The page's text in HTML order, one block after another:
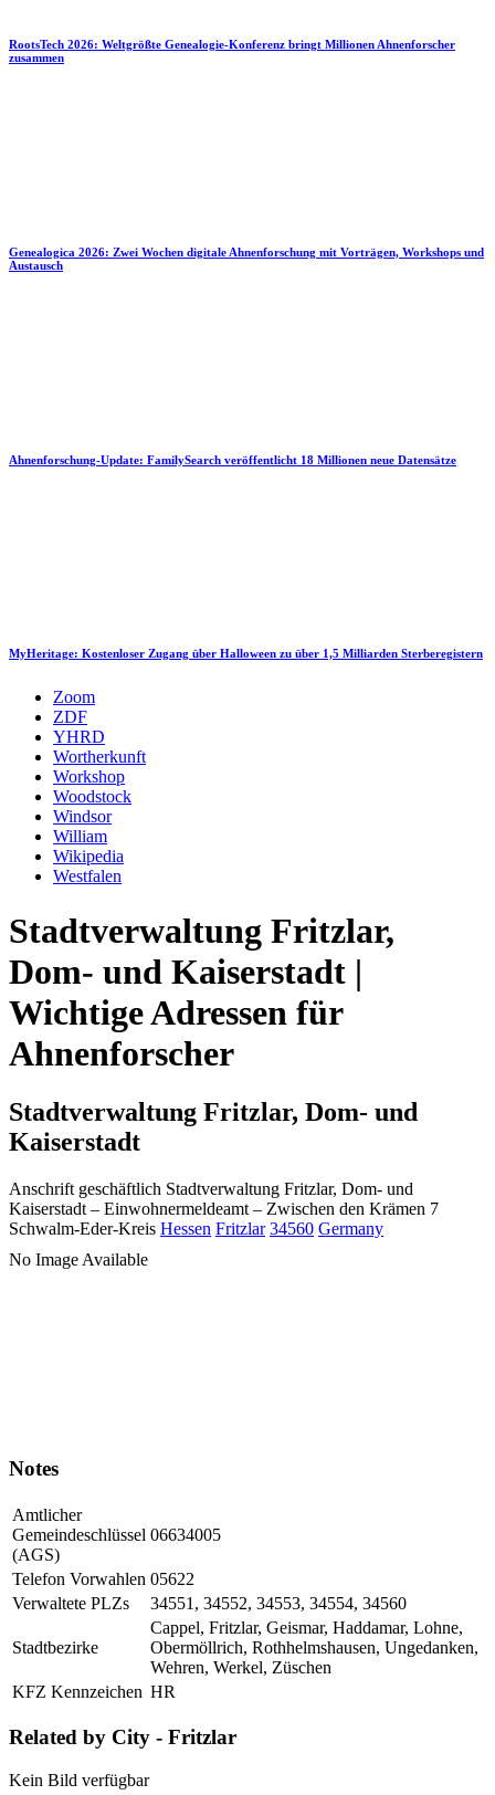
RootsTech 2026: Weltgrößte Genealogie-Konferenz bringt Millionen Ahnenforscher
zusammen
Genealogica 2026: Zwei Wochen digitale Ahnenforschung mit Vorträgen, Workshops und
Austausch
Ahnenforschung-Update: FamilySearch veröffentlicht 18 Millionen neue Datensätze
MyHeritage: Kostenloser Zugang über Halloween zu über 1,5 Milliarden Sterberegistern
Zoom
ZDF
YHRD
Wortherkunft
Workshop
Woodstock
Windsor
William
Wikipedia
Westfalen
Stadtverwaltung Fritzlar,
Dom- und Kaiserstadt |
Wichtige Adressen für
Ahnenforscher
Stadtverwaltung Fritzlar, Dom- und
Kaiserstadt
Anschrift geschäftlich Stadtverwaltung Fritzlar, Dom- und
Kaiserstadt – Einwohnermeldeamt – Zwischen den Krämen 7
Schwalm-Eder-Kreis Hessen Fritzlar 34560 Germany
No Image Available
Notes
Amtlicher
Gemeindeschlüssel
(AGS)
06634005
Telefon Vorwahlen 05622
Verwaltete PLZs
34551, 34552, 34553, 34554, 34560
Stadtbezirke
Cappel, Fritzlar, Geismar, Haddamar, Lohne,
Obermöllrich, Rothhelmshausen, Ungedanken,
Wehren, Werkel, Züschen
KFZ Kennzeichen HR
Related by City - Fritzlar
Kein Bild verfügbar